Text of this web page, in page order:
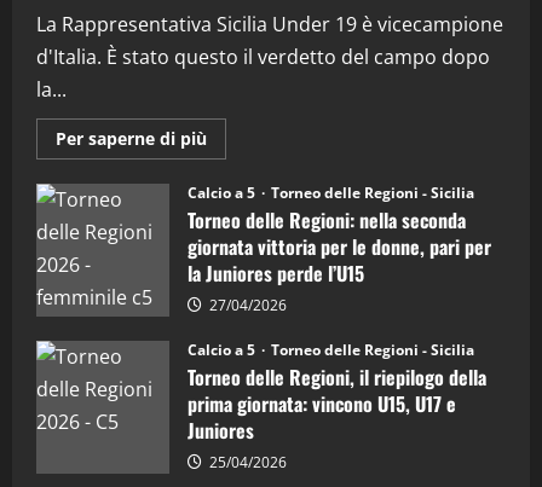
3 21/04/2026
4
(Martedi 14 Aprile 2026)
5
"SportEmpire" in Podcast
“SportEmpire” in Podcast: 26^ Puntata
(Martedi 07 Aprile 2026)
La Rappresentativa Sicilia Under 19 è vicecampione
d'Italia. È stato questo il verdetto del campo dopo
la...
Per saperne di più
informazioni
Torneo
delle
Regioni
di
calcio
a
5:
la
Juniores
è
vicecampione
d’Italia
Calcio a 5 Torneo delle Regioni - Sicilia
Torneo delle Regioni: nella seconda
giornata vittoria per le donne, pari per
la Juniores perde l’U15
27/04/2026
Calcio a 5 Torneo delle Regioni - Sicilia
Torneo delle Regioni, il riepilogo della
prima giornata: vincono U15, U17 e
Juniores
25/04/2026